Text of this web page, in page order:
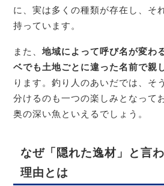
に、実は多くの種類が存在し、そ
持っています。
また、地域によって呼び名が変わ
ベでも土地ごとに違った名前で親
ります。釣り人のあいだでは、そ
分けるのも一つの楽しみとなって
奥の深い魚といえるでしょう。
なぜ「隠れた逸材」と言
理由とは